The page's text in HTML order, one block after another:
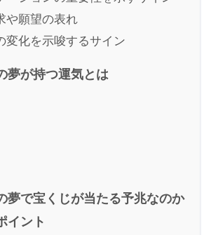
や願望の表れ
変化を示唆するサイン
夢が持つ運気とは
夢で宝くじが当たる予兆なのか
イント